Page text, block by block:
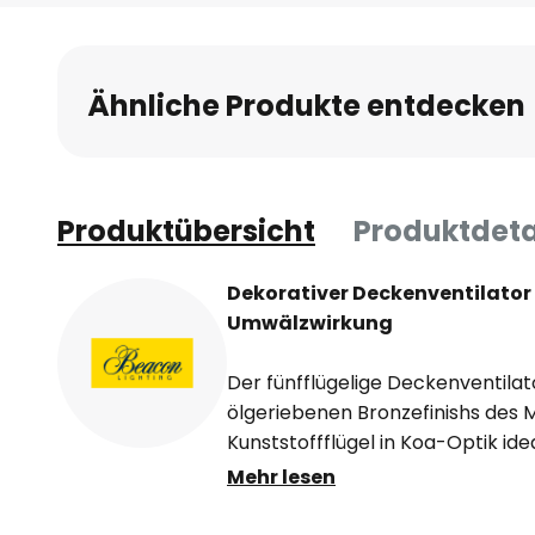
Bildgalerie
springen
Ähnliche Produkte entdecken
Produktübersicht
Dekorativer
Umwälzwirkung
Der fünfflügelige
ölgeriebenen Bronzefinishs des
Kunststoffflügel in Koa-Optik
Einrichtungen ein. Es sind
Mehr lesen